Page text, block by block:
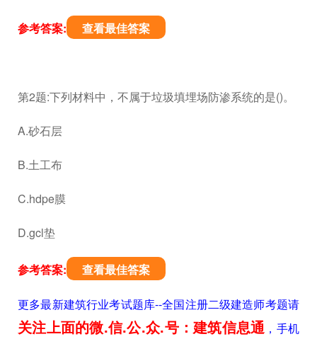
参考答案: 查看最佳答案
第2题:下列材料中，不属于垃圾填埋场防渗系统的是()。
A.砂石层
B.土工布
C.hdpe膜
D.gcl垫
参考答案: 查看最佳答案
更多最新建筑行业考试题库--全国注册二级建造师考题请
关注上面的微.信.公.众.号：建筑信息通，手机